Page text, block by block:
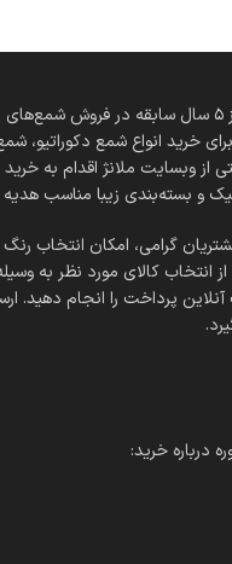
فروشگاه شمع ملانژ با بیش از ۵ سال سابقه در فروش
خرید انواع شمع دکوراتیو،
وبسایت ملانژ اقدام به خرید
و بسته‌بندی زیبا مناسب
گرامی، امکان انتخاب رنگ
انتخاب کالای مورد نظر به
پرداخت را انجام دهید.
درباره خرید: